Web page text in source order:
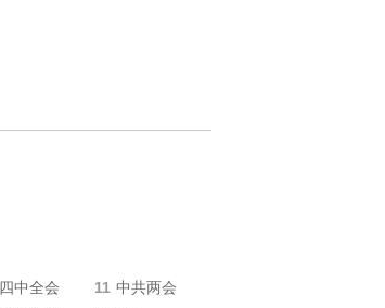
四中全会 11 中共两会